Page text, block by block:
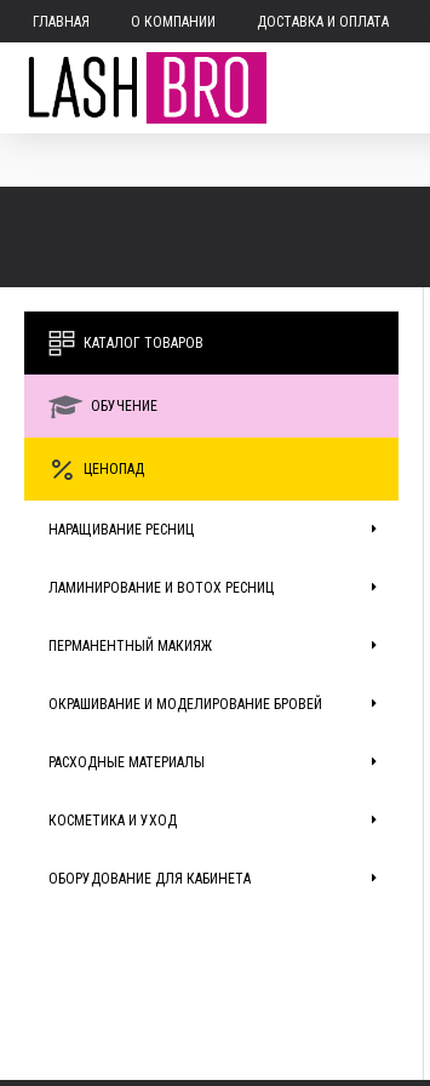
ГЛАВНАЯ О КОМПАНИИ ДОСТАВКА И ОПЛАТА
КАТАЛОГ ТОВАРОВ
ОБУЧЕНИЕ
ЦЕНОПАД
НАРАЩИВАНИЕ РЕСНИЦ
ЛАМИНИРОВАНИЕ И BOTOX РЕСНИЦ
ПЕРМАНЕНТНЫЙ МАКИЯЖ
ОКРАШИВАНИЕ И МОДЕЛИРОВАНИЕ БРОВЕЙ
РАСХОДНЫЕ МАТЕРИАЛЫ
КОСМЕТИКА И УХОД
ОБОРУДОВАНИЕ ДЛЯ КАБИНЕТА